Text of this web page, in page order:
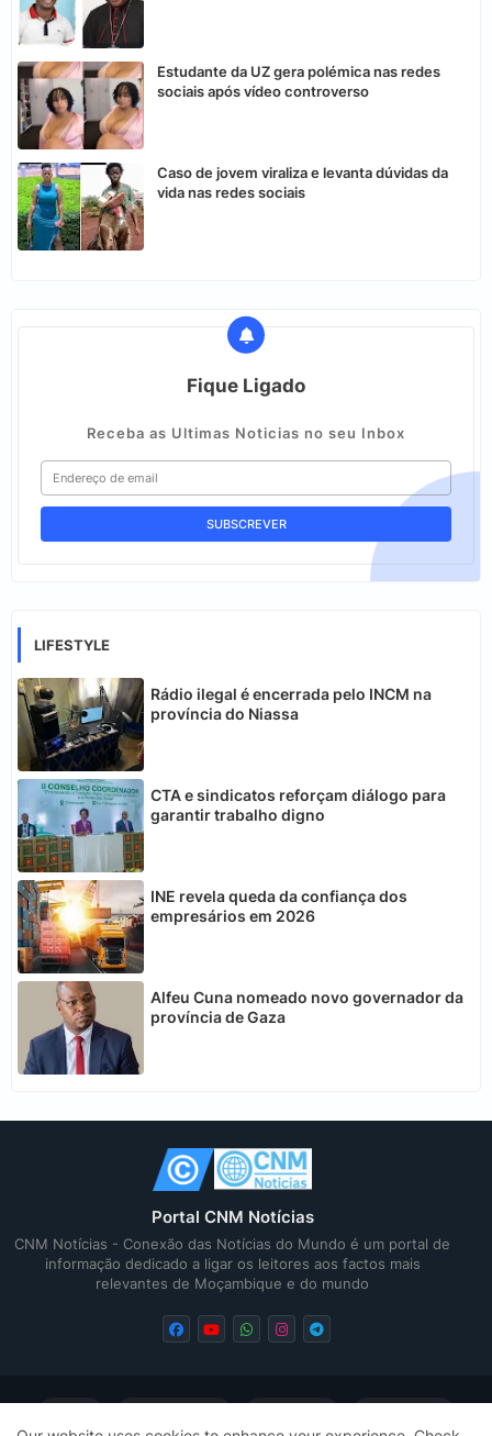
Estudante da UZ gera polémica nas redes
sociais após vídeo controverso
Caso de jovem viraliza e levanta dúvidas da
vida nas redes sociais
Fique Ligado
Receba as Ultimas Noticias no seu Inbox
LIFESTYLE
Rádio ilegal é encerrada pelo INCM na
província do Niassa
CTA e sindicatos reforçam diálogo para
garantir trabalho digno
INE revela queda da confiança dos
empresários em 2026
Alfeu Cuna nomeado novo governador da
província de Gaza
Portal CNM Notícias
CNM Notícias - Conexão das Notícias do Mundo é um portal de
informação dedicado a ligar os leitores aos factos mais
relevantes de Moçambique e do mundo